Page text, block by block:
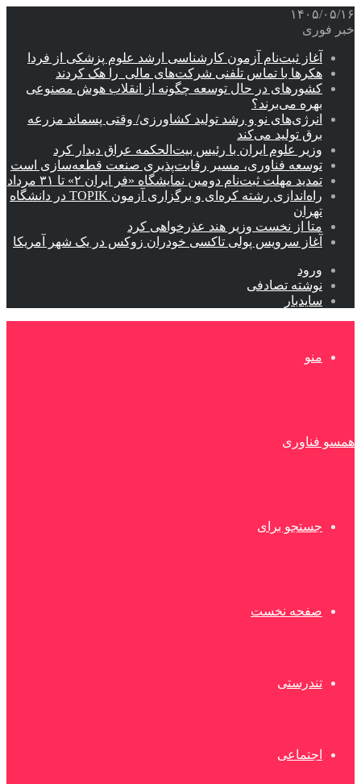
۱۴۰۵/۰۵/۱۶
خبر فوری
آغاز ثبت‌نام‌ آزمون کارشناسی ارشد علوم پزشکی از فردا
هکرها با تماس تلفنی شرکت‌های مالی را هک کردند
کشورهای در حال توسعه چگونه از انقلاب هوش مصنوعی
بهره می‌برند؟
انرژی‌های نو و رشد تولید کشاورزی/ وقتی پسماند مزرعه‌
برق تولید می‌کند
وزیر علوم ایران با رئیس بیت‌الحکمه عراق دیدار کرد
توسعه فناوری، مسیر رقابت‌پذیری صنعت قطعه‌سازی است
تمدید مهلت ثبت‌نام دومین نمایشگاه «فر ایران ۲» تا ۳۱ مرداد
راه‌اندازی رشته کره‌ای و برگزاری آزمون TOPIK در دانشگاه
تهران
متا از نخست وزیر هند عذرخواهی کرد
آغاز سرویس پولی تاکسی خودران زوکس در یک شهر آمریکا
ورود
نوشته تصادفی
سایدبار
منو
همسو فناوری
جستجو برای
صفحه نخست
تندرستی
اجتماعی